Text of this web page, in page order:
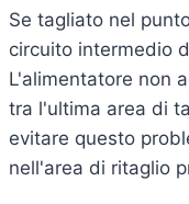
Se tagliato nel
circuito intermedio
L'alimentatore non
tra l'ultima area di
evitare questo
nell'area di ritaglio